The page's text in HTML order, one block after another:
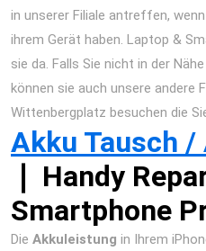
in unserer Filiale antreffen,
ihrem Gerät haben. Laptop &
sie da. Falls Sie nicht in der
können sie auch unsere andere
Wittenbergplatz besuchen die
Akku Tausch
❘ Handy
Smartphone
Die Akkuleistung in Ihrem